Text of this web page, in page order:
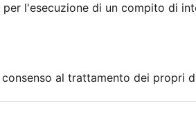
l'esecuzione di un compito di
al trattamento dei propri